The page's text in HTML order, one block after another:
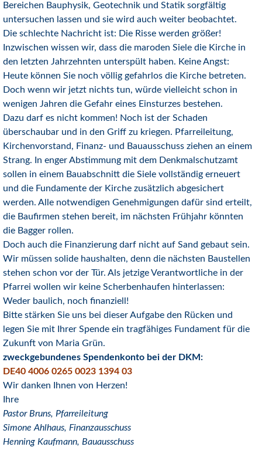
Bereichen Bauphysik, Geotechnik und Statik sorgfältig
untersuchen lassen und sie wird auch weiter beobachtet.
Die schlechte Nachricht ist: Die Risse werden größer!
Inzwischen wissen wir, dass die maroden Siele die Kirche in
den letzten Jahrzehnten unterspült haben. Keine Angst:
Heute können Sie noch völlig gefahrlos die Kirche betreten.
Doch wenn wir jetzt nichts tun, würde vielleicht schon in
wenigen Jahren die Gefahr eines Einsturzes bestehen.
Dazu darf es nicht kommen! Noch ist der Schaden
überschaubar und in den Griff zu kriegen. Pfarreileitung,
Kirchenvorstand, Finanz- und Bauausschuss ziehen an einem
Strang. In enger Abstimmung mit dem Denkmalschutzamt
sollen in einem Bauabschnitt die Siele vollständig erneuert
und die Fundamente der Kirche zusätzlich abgesichert
werden. Alle notwendigen Genehmigungen dafür sind erteilt,
die Baufirmen stehen bereit, im nächsten Frühjahr könnten
die Bagger rollen.
Doch auch die Finanzierung darf nicht auf Sand gebaut sein.
Wir müssen solide haushalten, denn die nächsten Baustellen
stehen schon vor der Tür. Als jetzige Verantwortliche in der
Pfarrei wollen wir keine Scherbenhaufen hinterlassen:
Weder baulich, noch finanziell!
Bitte stärken Sie uns bei dieser Aufgabe den Rücken und
legen Sie mit Ihrer Spende ein tragfähiges Fundament für die
Zukunft von Maria Grün.
zweckgebundenes Spendenkonto bei der DKM:
DE40 4006 0265 0023 1394 03
Wir danken Ihnen von Herzen!
Ihre
Pastor Bruns, Pfarreileitung
Simone Ahlhaus, Finanzausschuss
Henning Kaufmann, Bauausschuss